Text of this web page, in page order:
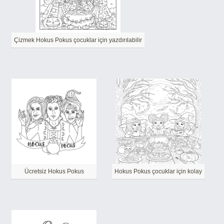
Çizmek Hokus Pokus çocuklar için yazdırılabilir
Ücretsiz Hokus Pokus Hokus Pokus çocuklar için kolay